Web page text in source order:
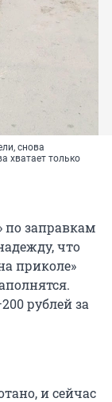
снова
хватает только
по заправкам
что
приколе»
рублей за
и сейчас